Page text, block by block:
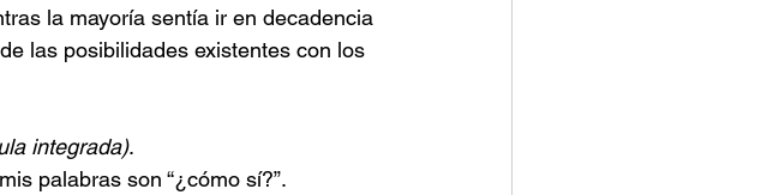
la mayoría sentía ir en decadencia
las posibilidades existentes con los
integrada).
palabras son “¿cómo sí?”.